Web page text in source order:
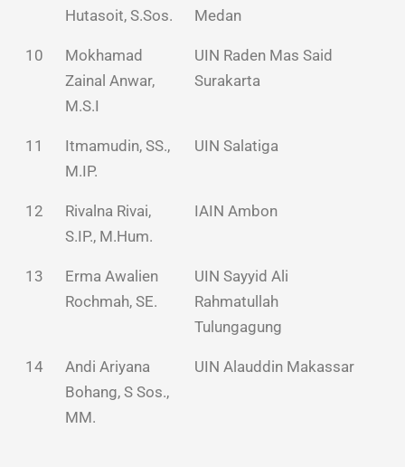
Hutasoit, S.Sos.
Medan
10
Mokhamad
Zainal Anwar,
M.S.I
UIN Raden Mas Said
Surakarta
11
Itmamudin, SS.,
M.IP.
UIN Salatiga
12
Rivalna Rivai,
S.IP., M.Hum.
IAIN Ambon
13
Erma Awalien
Rochmah, SE.
UIN Sayyid Ali
Rahmatullah
Tulungagung
14
Andi Ariyana
Bohang, S Sos.,
MM.
UIN Alauddin Makassar